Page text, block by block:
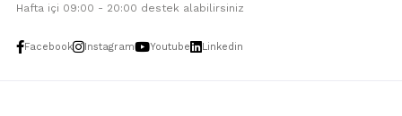
Hafta içi 09:00 - 20:00 destek alabilirsiniz
Facebook Instagram Youtube Linkedin